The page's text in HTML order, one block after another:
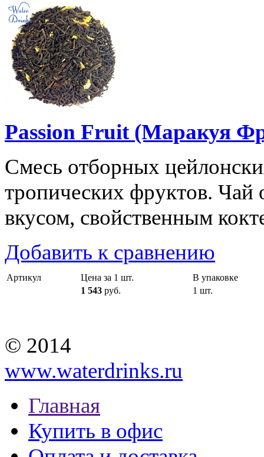
Passion Fruit (Маракуя
Смесь отборных
тропических фруктов.
вкусом, свойственным
Добавить к сравнению
Артикул Цена за 1 шт.
В упаковке
1 543 руб. 1 шт.
© 2014
www.waterdrinks.ru
Главная
Купить в офис